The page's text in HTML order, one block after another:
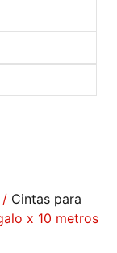
/ Cintas para
x 10 metros